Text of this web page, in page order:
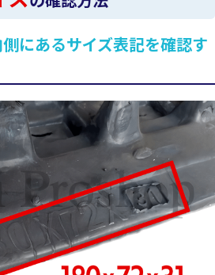
にあるサイズ表記を確認す